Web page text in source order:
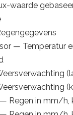
waarde
— Temperatur
Regen in mm/h,